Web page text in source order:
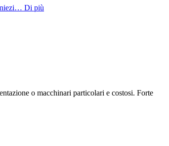
Di più
o macchinari particolari e costosi. Forte